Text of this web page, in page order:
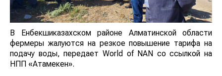
В Енбекшиказахском районе Алматинской области
фермеры жалуются на резкое повышение тарифа на
подачу воды, передает World of NAN со ссылкой на
НПП «Атамекен».